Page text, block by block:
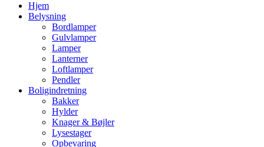
Hjem
Belysning
Bordlamper
Gulvlamper
Lamper
Lanterner
Loftlamper
Pendler
Boligindretning
Bakker
Hylder
Knager & Bøjler
Lysestager
Opbevaring